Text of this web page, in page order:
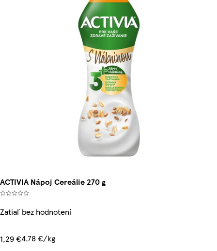
ACTIVIA Nápoj Cereálie 270 g
Zatiaľ bez hodnotení
1,29 €4,78 €/kg